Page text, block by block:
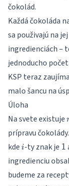
čokolád.
Každá čokoláda
sa použivajú na
ingredienciách –
jednoducho
KSP teraz
malo šancu na
Úloha
Na svete existuje
prípravu
kde i
i-ty znak je 1
ingredienciu
budeme za